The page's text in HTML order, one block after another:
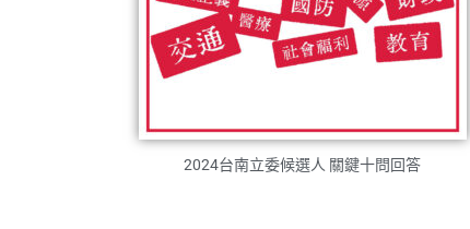
2024台南立委候選人 關鍵十問回答